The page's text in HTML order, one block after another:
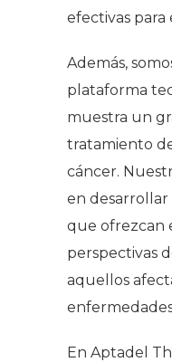
efectivas para
Además,
plataforma
muestra un
tratamiento
cáncer.
en desarrollar
que ofrezcan
perspectivas
aquellos
En Aptadel